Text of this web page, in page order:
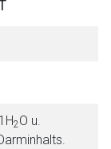
2 O u.